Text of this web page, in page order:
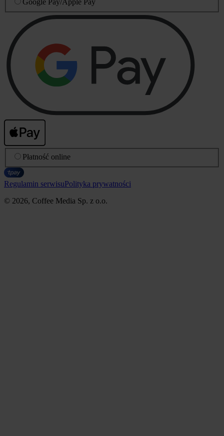
Google Pay/Apple Pay
Płatność online
Regulamin serwisuPolityka prywatności
© 2026, Coffee Media Sp. z o.o.